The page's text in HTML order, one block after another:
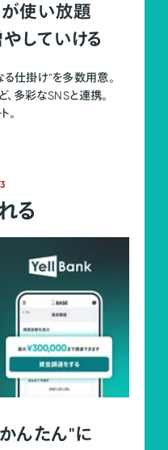
使い放題
していける
る仕掛け"を多数用意。
多彩なSNSと連携。
。
る
んたん"に